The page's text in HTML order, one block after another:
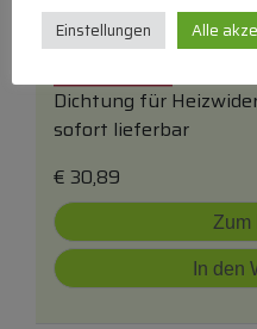
65119636
Dichtung für
sofort lieferbar
€ 30,89
Zum
In den
Einstellungen Alle